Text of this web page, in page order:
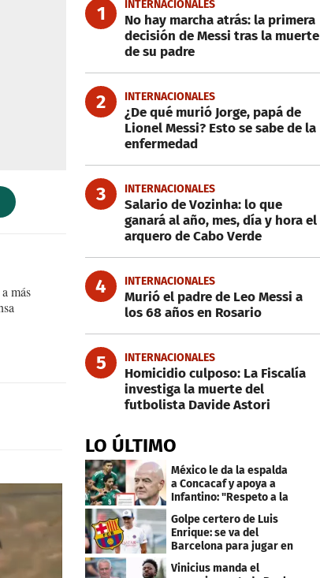
más
1 INTERNACIONALES
No hay marcha atrás: la primera
decisión de Messi tras la muerte
de su padre
2 INTERNACIONALES
¿De qué murió Jorge, papá de
Lionel Messi? Esto se sabe de la
enfermedad
3 INTERNACIONALES
Salario de Vozinha: lo que
ganará al año, mes, día y hora el
arquero de Cabo Verde
4 INTERNACIONALES
Murió el padre de Leo Messi a
los 68 años en Rosario
5 INTERNACIONALES
Homicidio culposo: La Fiscalía
investiga la muerte del
futbolista Davide Astori
LO ÚLTIMO
México le da la espalda
a Concacaf y apoya a
Infantino: "Respeto a la
gobernanza"
Golpe certero de Luis
Enrique: se va del
Barcelona para jugar en
el PSG
Vinicius manda el